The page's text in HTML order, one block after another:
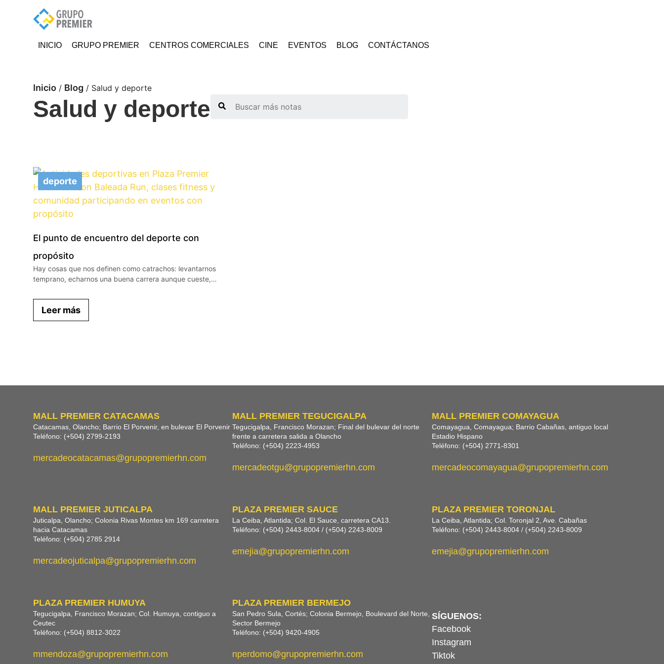
INICIO GRUPO PREMIER CENTROS COMERCIALES CINE EVENTOS BLOG CONTÁCTANOS
Inicio / Blog / Salud y deporte
Salud y deporte
deporte
El punto de encuentro del deporte con
propósito
Hay cosas que nos definen como catrachos: levantarnos
temprano, echarnos una buena carrera aunque cueste,…
Leer más
MALL PREMIER CATACAMAS
Catacamas, Olancho; Barrio El Porvenir, en bulevar El Porvenir
Teléfono: (+504) 2799-2193
mercadeocatacamas@grupopremierhn.com
MALL PREMIER TEGUCIGALPA
Tegucigalpa, Francisco Morazan; Final del bulevar del norte
frente a carretera salida a Olancho
Teléfono: (+504) 2223-4953
mercadeotgu@grupopremierhn.com
MALL PREMIER COMAYAGUA
Comayagua, Comayagua; Barrio Cabañas, antiguo local
Estadio Hispano
Teléfono: (+504) 2771-8301
mercadeocomayagua@grupopremierhn.com
MALL PREMIER JUTICALPA
Juticalpa, Olancho; Colonia Rivas Montes km 169 carretera
hacia Catacamas
Teléfono: (+504) 2785 2914
mercadeojuticalpa@grupopremierhn.com
PLAZA PREMIER SAUCE
La Ceiba, Atlantida; Col. El Sauce, carretera CA13.
Teléfono: (+504) 2443-8004 / (+504) 2243-8009
emejia@grupopremierhn.com
PLAZA PREMIER TORONJAL
La Ceiba, Atlantida; Col. Toronjal 2, Ave. Cabañas
Teléfono: (+504) 2443-8004 / (+504) 2243-8009
emejia@grupopremierhn.com
PLAZA PREMIER HUMUYA
Tegucigalpa, Francisco Morazan; Col. Humuya, contiguo a
Ceutec
Teléfono: (+504) 8812-3022
mmendoza@grupopremierhn.com
PLAZA PREMIER BERMEJO
San Pedro Sula, Cortés; Colonia Bermejo, Boulevard del Norte,
Sector Bermejo
Teléfono: (+504) 9420-4905
nperdomo@grupopremierhn.com
SÍGUENOS:
Facebook
Instagram
Tiktok